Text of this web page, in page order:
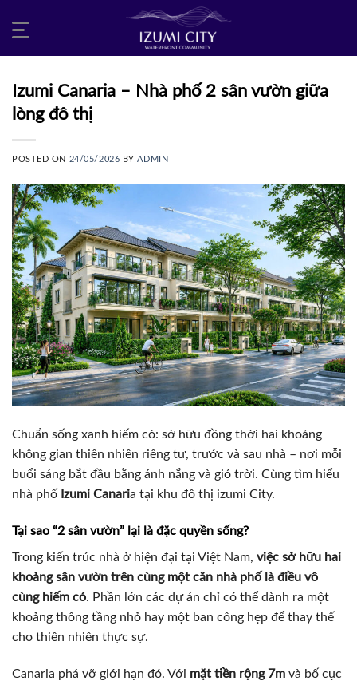
Izumi Canaria – Nhà phố 2 sân vườn giữa
lòng đô thị
POSTED ON 24/05/2026 BYADMIN
Chuẩn sống xanh hiếm có: sở hữu đồng thời hai khoảng
không gian thiên nhiên riêng tư, trước và sau nhà – nơi mỗi
buổi sáng bắt đầu bằng ánh nắng và gió trời. Cùng tìm hiểu
nhà phố Izumi Canaria tại khu đô thị izumi City.
Tại sao “2 sân vườn” lại là đặc quyền sống?
Trong kiến trúc nhà ở hiện đại tại Việt Nam, việc sở hữu hai
khoảng sân vườn trên cùng một căn nhà phố là điều vô
cùng hiếm có. Phần lớn các dự án chỉ có thể dành ra một
khoảng thông tầng nhỏ hay một ban công hẹp để thay thế
cho thiên nhiên thực sự.
Canaria phá vỡ giới hạn đó. Với mặt tiền rộng 7m và bố cục